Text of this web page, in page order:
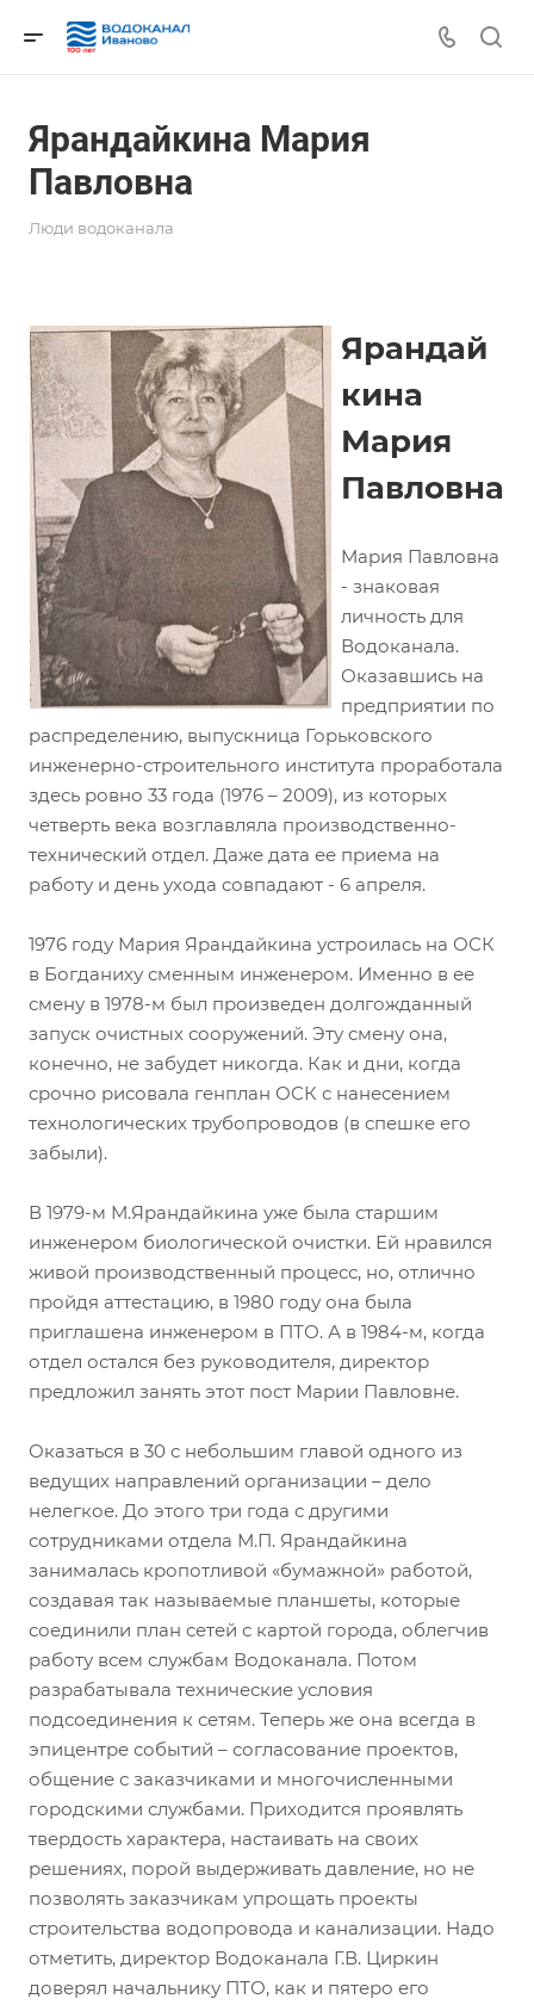
Ярандайкина Мария
Павловна
Люди водоканала
Ярандай
кина
Мария
Павловна
Мария Павловна
- знаковая
личность для
Водоканала.
Оказавшись на
предприятии по
распределению, выпускница Горьковского
инженерно-строительного института проработала
здесь ровно 33 года (1976 – 2009), из которых
четверть века возглавляла производственно-
технический отдел. Даже дата ее приема на
работу и день ухода совпадают - 6 апреля.
1976 году Мария Ярандайкина устроилась на ОСК
в Богданиху сменным инженером. Именно в ее
смену в 1978-м был произведен долгожданный
запуск очистных сооружений. Эту смену она,
конечно, не забудет никогда. Как и дни, когда
срочно рисовала генплан ОСК с нанесением
технологических трубопроводов (в спешке его
забыли).
В 1979-м М.Ярандайкина уже была старшим
инженером биологической очистки. Ей нравился
живой производственный процесс, но, отлично
пройдя аттестацию, в 1980 году она была
приглашена инженером в ПТО. А в 1984-м, когда
отдел остался без руководителя, директор
предложил занять этот пост Марии Павловне.
Оказаться в 30 с небольшим главой одного из
ведущих направлений организации – дело
нелегкое. До этого три года с другими
сотрудниками отдела М.П. Ярандайкина
занималась кропотливой «бумажной» работой,
создавая так называемые планшеты, которые
соединили план сетей с картой города, облегчив
работу всем службам Водоканала. Потом
разрабатывала технические условия
подсоединения к сетям. Теперь же она всегда в
эпицентре событий – согласование проектов,
общение с заказчиками и многочисленными
городскими службами. Приходится проявлять
твердость характера, настаивать на своих
решениях, порой выдерживать давление, но не
позволять заказчикам упрощать проекты
строительства водопровода и канализации. Надо
отметить, директор Водоканала Г.В. Циркин
доверял начальнику ПТО, как и пятеро его